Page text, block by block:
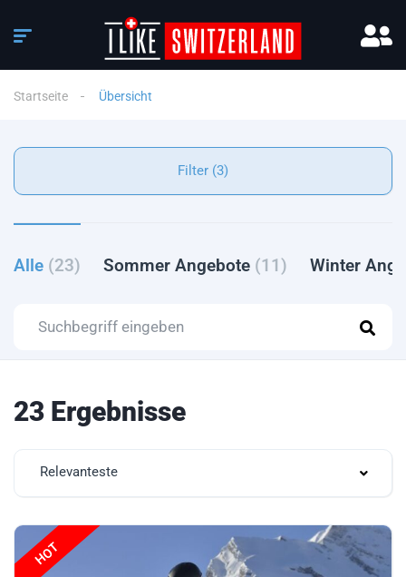
Startseite Übersicht
Filter (3)
Alle (23) Sommer Angebote (11) Winter
23 Ergebnisse
Relevanteste
HOT